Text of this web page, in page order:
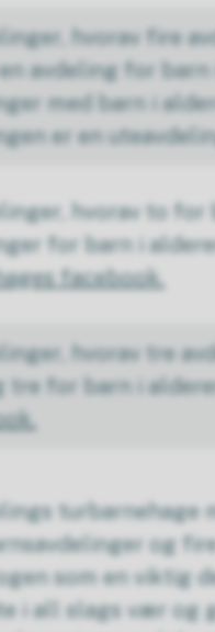
hvorav fire
en avdeling for
med barn i
er en
hvorav to
for barn i
facebook.
hvorav tre
tre for barn i
turbarnehage
og
som en viktig
i all slags vær og